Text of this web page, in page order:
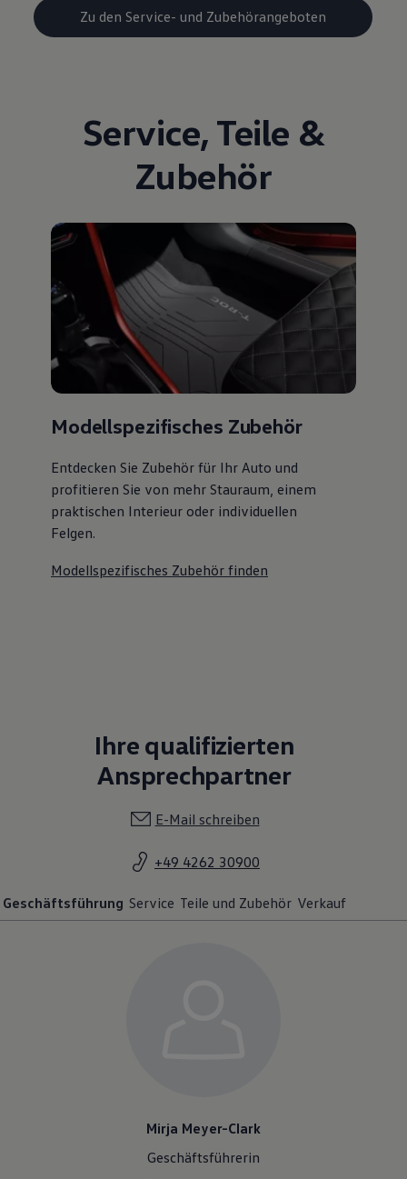
Zu den Service- und Zubehörangeboten
Service, Teile &
Zubehör
Modellspezifisches Zubehör
Entdecken Sie Zubehör für Ihr Auto und
profitieren Sie von mehr Stauraum, einem
praktischen Interieur oder individuellen
Felgen.
Modellspezifisches Zubehör finden
Ihre qualifizierten
Ansprechpartner
E-Mail schreiben
+49 4262 30900
Geschäftsführung Service Teile und Zubehör Verkauf
Mirja Meyer-Clark
Geschäftsführerin